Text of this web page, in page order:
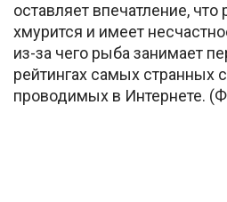
оставляет впечатление,
хмурится и имеет
из-за чего рыба занимает
рейтингах самых странных
проводимых в Интернете.